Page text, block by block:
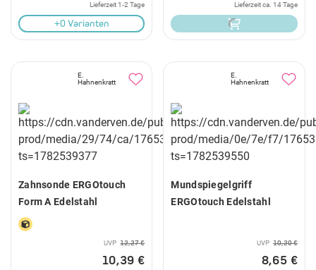
Lieferzeit 1-2 Tage
+0 Varianten
Lieferzeit ca. 14 Tage
E.
Hahnenkratt
Zahnsonde ERGOtouch
Form A Edelstahl
UVP 12,27 €
10,39 €
E.
Hahnenkratt
Mundspiegelgriff
ERGOtouch Edelstahl
UVP 10,20 €
8,65 €